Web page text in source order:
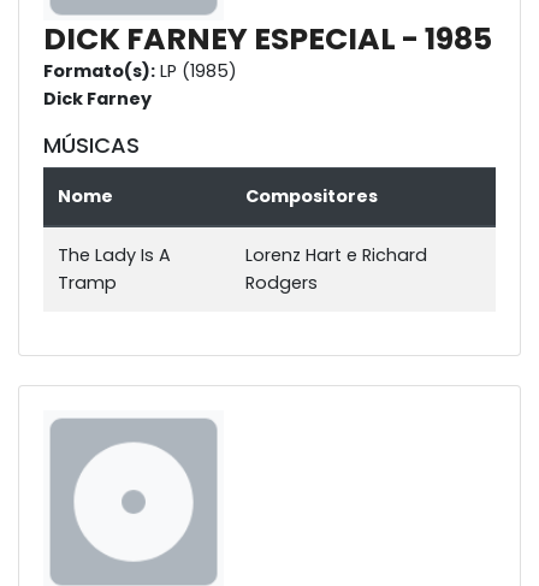
DICK FARNEY ESPECIAL - 1985
Formato(s): LP (1985)
Dick Farney
MÚSICAS
Nome Compositores
The Lady Is A
Tramp
Lorenz Hart e Richard
Rodgers